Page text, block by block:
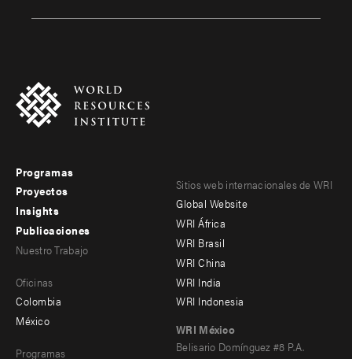
Footer
menu
-
Programas
Proyectos
Insights
Publicaciones
menu
-
Nuestro Trabajo
Oficinas
Colombia
México
Programas
Footer
menu
-
Offices
Sitios web internacionales de WRI
Global Website
WRI África
WRI Brasil
WRI China
WRI India
WRI Indonesia
WRI México
Belisario Domínguez #8 P.A.